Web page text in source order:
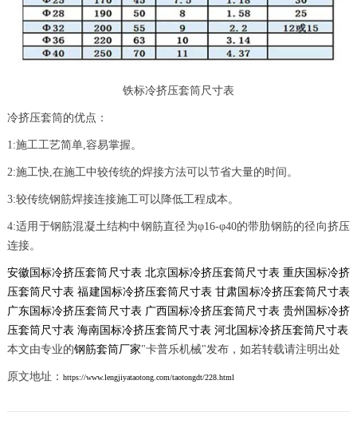
铁标冷挤压套筒尺寸表
冷挤压套筒的优点：
1:施工工艺简单,容易掌握。
2:施工快,在施工中较传统的焊接方法可以节省大量的时间。
3:较传统钢筋焊接连接施工可以降低工程成本。
4:适用于钢筋混凝土结构中钢筋直径为φ16-φ40的带肋钢筋的径向挤压
连接。
安徽国标冷挤压套筒尺寸表 北京国标冷挤压套筒尺寸表 重庆国标冷挤
压套筒尺寸表 福建国标冷挤压套筒尺寸表 甘肃国标冷挤压套筒尺寸表
广东国标冷挤压套筒尺寸表 广西国标冷挤压套筒尺寸表 贵州国标冷挤
压套筒尺寸表 海南国标冷挤压套筒尺寸表 河北国标冷挤压套筒尺寸表
本文由专业的钢筋套筒厂家"卡普乐机械"发布，如若转载请注明出处
原文地址： https://www.lengjiyataotong.com/taotongdt/228.html